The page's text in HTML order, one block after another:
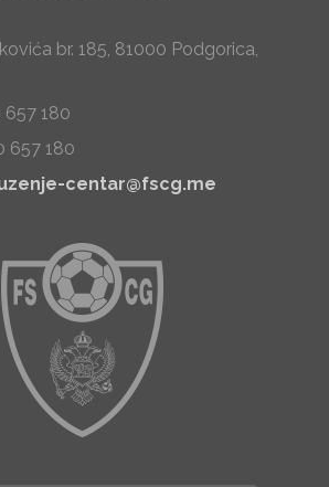
br. 185, 81000 Podgorica,
657 180
657 180
centar@fscg.me